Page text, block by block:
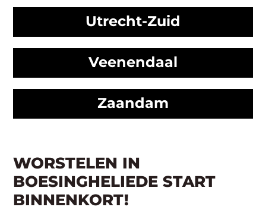
Utrecht-Zuid
Veenendaal
Zaandam
WORSTELEN IN
BOESINGHELIEDE START
BINNENKORT!